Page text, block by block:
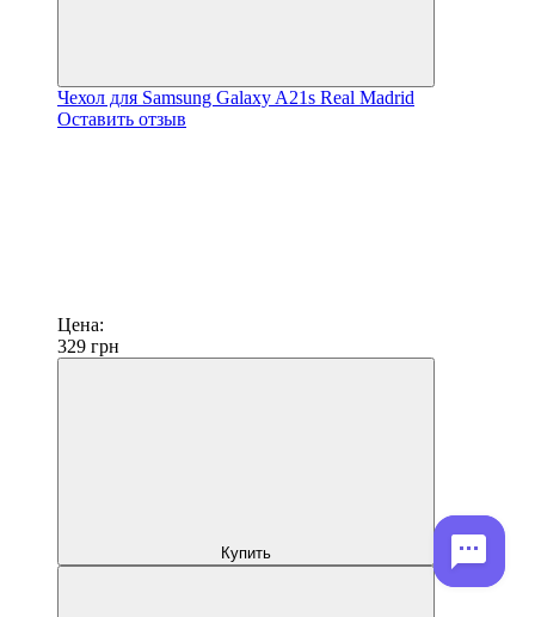
Чехол для Samsung Galaxy A21s Real Madrid
Оставить отзыв
Цена:
329 грн
Купить